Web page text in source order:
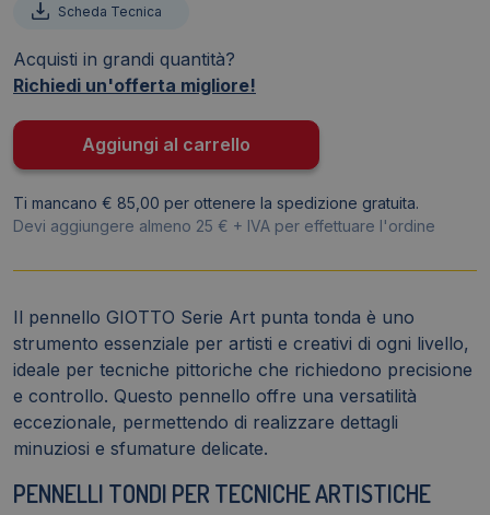
Serie
-
N°
12
-
-
quantità
Scheda Tecnica
Acquisti in grandi quantità?
Richiedi un'offerta migliore!
Aggiungi al carrello
Ti mancano € 85,00 per ottenere la spedizione gratuita.
Devi aggiungere almeno 25 € + IVA per effettuare l'ordine
Il pennello GIOTTO Serie Art punta tonda è uno
strumento essenziale per artisti e creativi di ogni livello,
ideale per tecniche pittoriche che richiedono precisione
e controllo. Questo pennello offre una versatilità
eccezionale, permettendo di realizzare dettagli
minuziosi e sfumature delicate.
PENNELLI TONDI PER TECNICHE ARTISTICHE